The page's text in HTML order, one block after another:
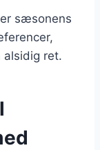
sæsonens
ret.